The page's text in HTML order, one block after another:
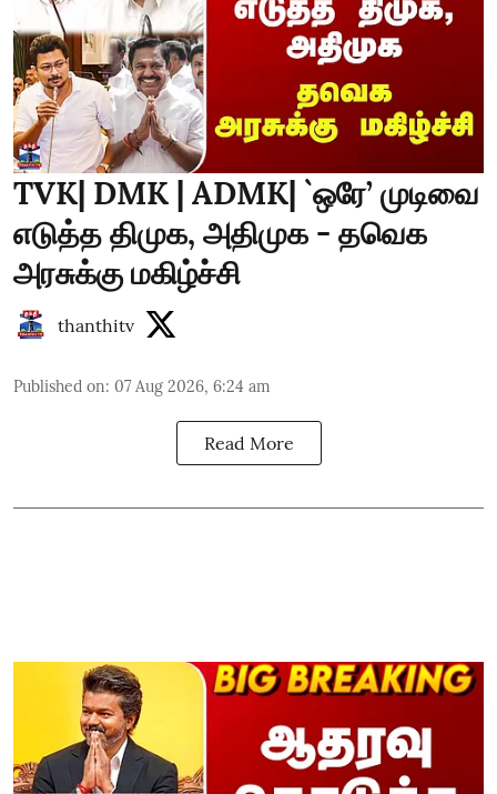
TVK| DMK | ADMK| `ஒரே’ முடிவை
எடுத்த திமுக, அதிமுக - தவெக
அரசுக்கு மகிழ்ச்சி
thanthitv
Published on: 07 Aug 2026, 6:24 am
Read More